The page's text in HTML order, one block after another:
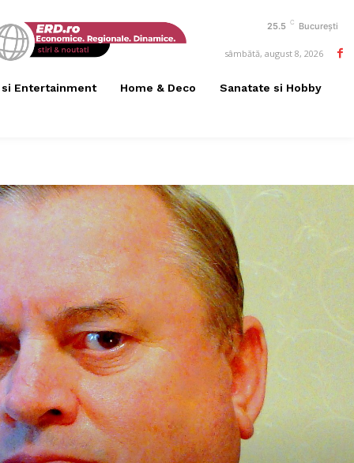
25.5 C București
sâmbătă, august 8, 2026
Entertainment Home & Deco Sanatate si Hobby